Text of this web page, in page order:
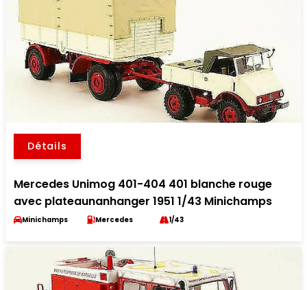
Détails
Mercedes Unimog 401-404 401 blanche rouge
avec plateaunanhanger 1951 1/43 Minichamps
Minichamps Mercedes 1/43